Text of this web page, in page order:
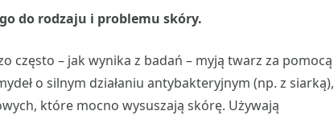
do rodzaju i problemu skóry.
często – jak wynika z badań – myją twarz za pomocą
o silnym działaniu antybakteryjnym (np. z siarką),
które mocno wysuszają skórę. Używają